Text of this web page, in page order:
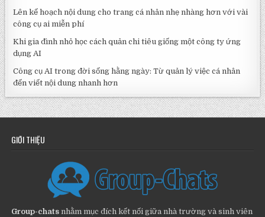
Lên kế hoạch nội dung cho trang cá nhân nhẹ nhàng hơn với vài
công cụ ai miễn phí
Khi gia đình nhỏ học cách quản chi tiêu giống một công ty ứng
dụng AI
Công cụ AI trong đời sống hằng ngày: Từ quản lý việc cá nhân
đến viết nội dung nhanh hơn
GIỚI THIỆU
Group-chats nhằm mục đích kết nối giữa nhà trường và sinh viên